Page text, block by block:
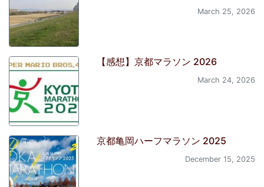
March 25, 2026
【感想】京都マラソン 2026
March 24, 2026
京都亀岡ハーフマラソン 2025
December 15, 2025